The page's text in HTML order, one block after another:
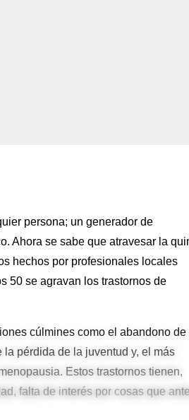
persona; un generador de
Ahora se sabe que atravesar la
hechos por profesionales locales
50 se agravan los trastornos de
cúlmines como el abandono de
pérdida de la juventud y, el más
Estos trastornos tienen,
falta de interés por cosas que